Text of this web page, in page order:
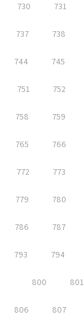
730 731
737 738
744 745
751 752
758 759
765 766
772 773
779 780
786 787
793 794
800 801
806 807